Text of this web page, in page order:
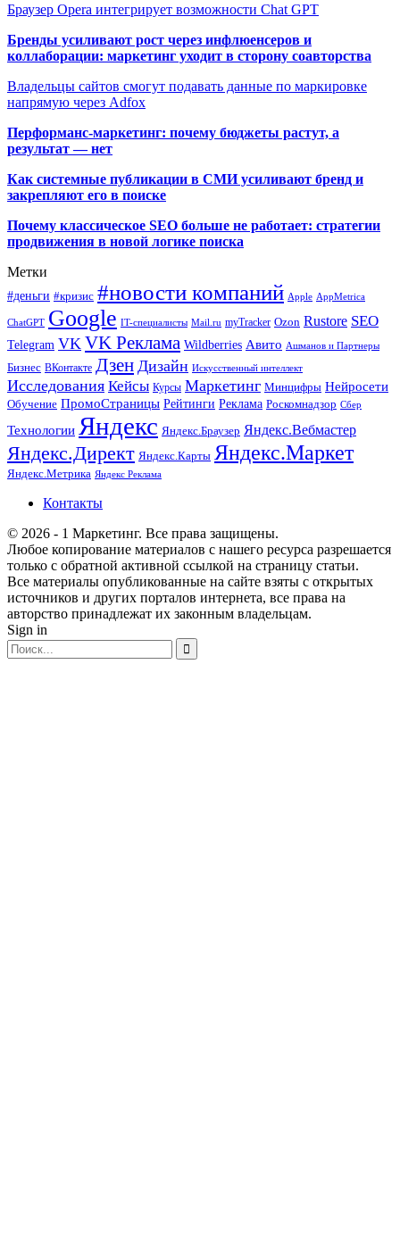
Браузер Opera интегрирует возможности Chat GPT
Бренды усиливают рост через инфлюенсеров и
коллаборации: маркетинг уходит в сторону соавторства
Владельцы сайтов смогут подавать данные по маркировке
напрямую через Adfox
Перформанс-маркетинг: почему бюджеты растут, а
результат — нет
Как системные публикации в СМИ усиливают бренд и
закрепляют его в поиске
Почему классическое SEO больше не работает: стратегии
продвижения в новой логике поиска
Метки
#деньги #кризис #новости компаний Apple AppMetrica
ChatGPT Google IT-специалисты Mail.ru myTracker Ozon Rustore SEO
Telegram VK VK Реклама Wildberries Авито Ашманов и Партнеры
Бизнес ВКонтакте Дзен Дизайн Искусственный интеллект
Исследования Кейсы Курсы Маркетинг Минцифры Нейросети
Обучение ПромоСтраницы Рейтинги Реклама Роскомнадзор Сбер
Технологии Яндекс Яндекс.Браузер Яндекс.Вебмастер
Яндекс.Директ Яндекс.Карты Яндекс.Маркет
Яндекс.Метрика Яндекс Реклама
Контакты
© 2026 - 1 Маркетинг. Все права защищены.
Любое копирование материалов с нашего ресурса разрешается
только с обратной активной ссылкой на страницу статьи.
Все материалы опубликованные на сайте взяты с открытых
источников и других порталов интернета, все права на
авторство принадлежат их законным владельцам.
Sign in